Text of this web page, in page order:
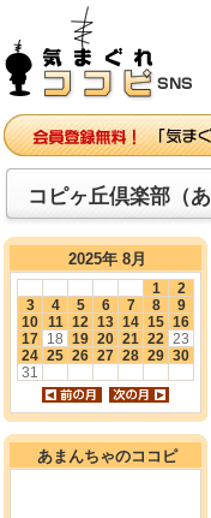
コピヶ丘倶楽部（
2025年 8月
1
2
3
4 5 6 7 8
9
10
11 12 13 14 15 16
17
18 19 20 21 22
23
24 25 26 27 28 29 30
31
あまんちゃのココピ